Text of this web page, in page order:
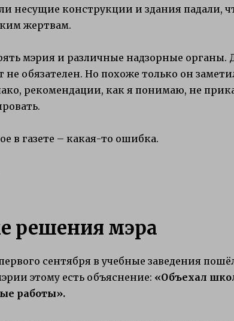
несущие конструкции и здания падали,
жертвам.
мэрия и различные надзорные органы.
не обязателен. Но похоже только он
рекомендации, как я понимаю, не
в газете – какая-то ошибка.
решения мэра
сентября в учебные заведения
этому есть объяснение: «Объехал
работы».